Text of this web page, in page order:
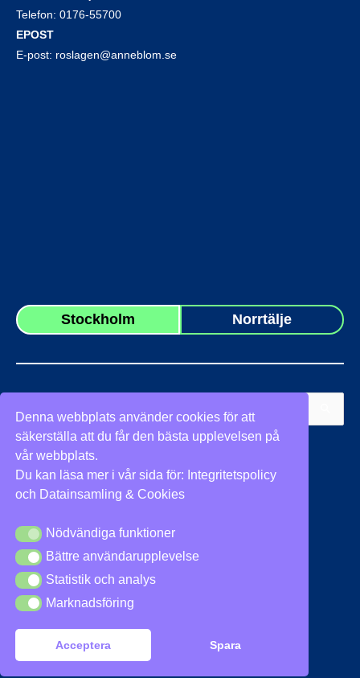
Denna webbplats använder cookies för att
säkerställa att du får den bästa upplevelsen på
vår webbplats.
Du kan läsa mer i vår sida för: Integritetspolicy
och Datainsamling & Cookies
Nödvändiga funktioner
Nödvändiga funktioner
Bättre användarupplevelse
Bättre användarupplevelse
Statistik och analys
Statistik och analys
Marknadsföring
Marknadsföring
Acceptera Spara
Telefon: 0176-55700
EPOST
E-post: roslagen@anneblom.se
Stockholm Norrtälje
efter:
Integritetspolicy|